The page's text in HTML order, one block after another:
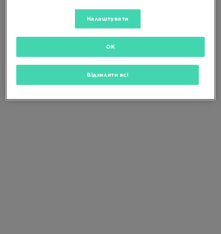
вибрані фільтри
Налаштувати
Відхилити всі
OK